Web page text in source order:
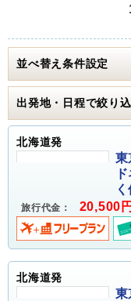
並べ替え条件設定
出発地・日程で絞り
北海道発
東
旅行代金： 20,500
北海道発
東